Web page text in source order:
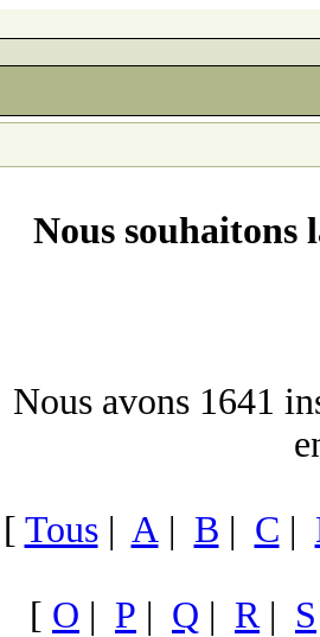
Nous souhaitons
Nous avons 1641
[ Tous| A| B | C |
[ O | P | Q | R| S